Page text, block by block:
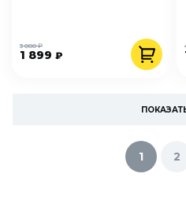
1 899 ₽
3 000 ₽
1 2